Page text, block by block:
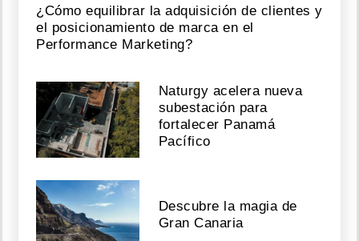
¿Cómo equilibrar la adquisición de clientes y
el posicionamiento de marca en el
Performance Marketing?
Naturgy acelera nueva
subestación para
fortalecer Panamá
Pacífico
Descubre la magia de
Gran Canaria